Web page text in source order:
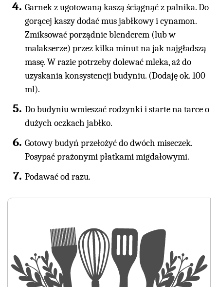
Garnek z ugotowaną kaszą ściągnąć z palnika. Do
gorącej kaszy dodać mus jabłkowy i cynamon.
Zmiksować porządnie blenderem (lub w
malakserze) przez kilka minut na jak najgładszą
masę. W razie potrzeby dolewać mleka, aż do
uzyskania konsystencji budyniu. (Dodaję ok. 100
ml).
Do budyniu wmieszać rodzynki i starte na tarce o
dużych oczkach jabłko.
Gotowy budyń przełożyć do dwóch miseczek.
Posypać prażonymi płatkami migdałowymi.
Podawać od razu.